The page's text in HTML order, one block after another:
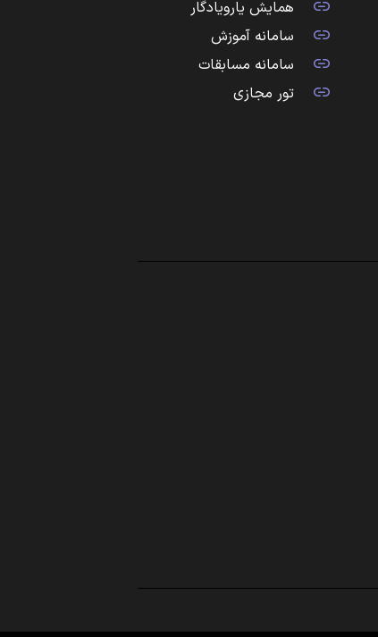
همایش یارویادگار
سامانه آموزش
سامانه مسابقات
تور مجازی